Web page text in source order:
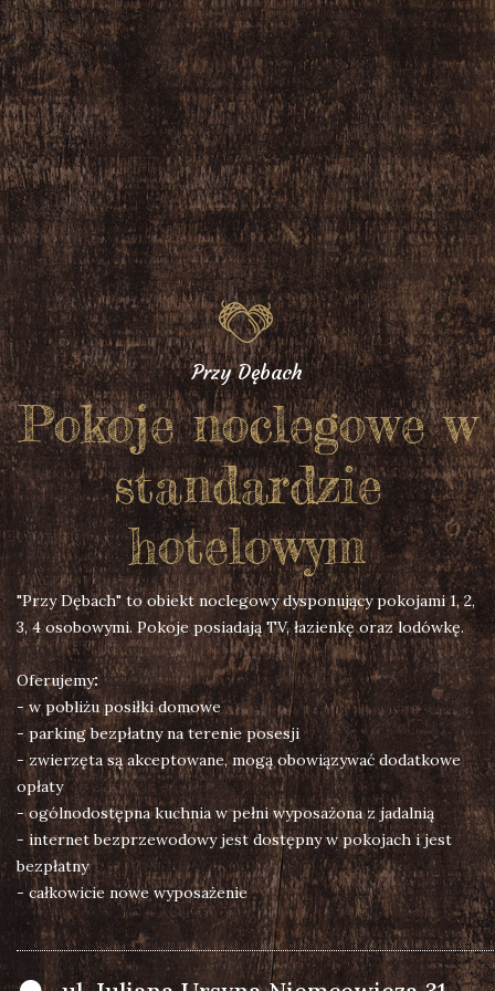
Przy Dębach
Pokoje noclegowe w
standardzie
hotelowym
"Przy Dębach" to obiekt noclegowy dysponujący pokojami 1, 2,
3, 4 osobowymi. Pokoje posiadają TV, łazienkę oraz lodówkę.
Oferujemy:
- w pobliżu posiłki domowe
- parking bezpłatny na terenie posesji
- zwierzęta są akceptowane, mogą obowiązywać dodatkowe
opłaty
- ogólnodostępna kuchnia w pełni wyposażona z jadalnią
- internet bezprzewodowy jest dostępny w pokojach i jest
bezpłatny
- całkowicie nowe wyposażenie